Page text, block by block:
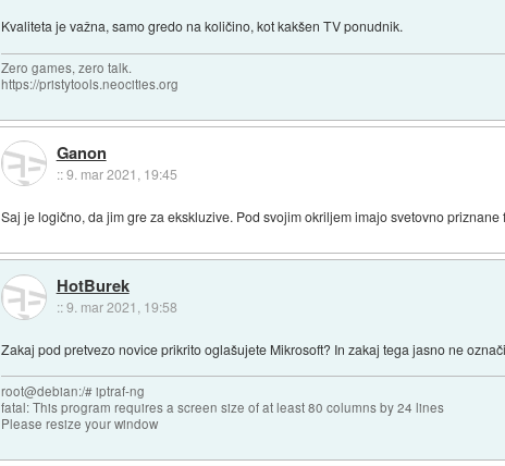
Kvaliteta je važna, samo gredo na količino, kot kakšen TV ponudnik.
Zero games, zero talk.
https://pristytools.neocities.org
Ganon
::9. mar 2021, 19:45
Saj je logično, da jim gre za ekskluzive. Pod svojim okriljem imajo svetovno
HotBurek
::9. mar 2021, 19:58
Zakaj pod pretvezo novice prikrito oglašujete Mikrosoft? In zakaj tega jasno ne
root@debian:/# iptraf-ng
fatal: This program requires a screen size of at least 80 columns by 24 lines
Please resize your window